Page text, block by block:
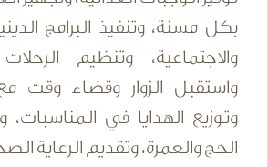
بكل مسنة، وتنفيذ البرامج
والاجتماعية، وتنظيم الرحلات
واستقبل الزوار وقضاء وقت
وتوزيع الهدايا في المناسبات،
الحج والعمرة، وتقديم الرعاية